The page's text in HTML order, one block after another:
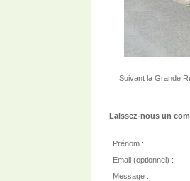
Suivant la Grande
Laissez-nous un
Prénom :
Email (optionnel) :
Message :